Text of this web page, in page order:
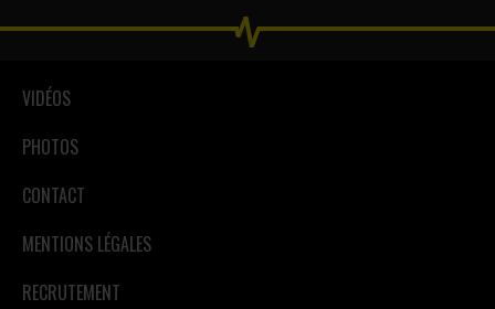
VIDÉOS
PHOTOS
CONTACT
MENTIONS LÉGALES
RECRUTEMENT